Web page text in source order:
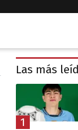
Las más
1